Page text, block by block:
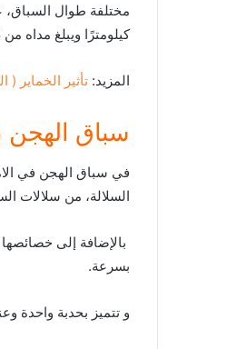
كيلومترًا ويبلغ مداه من 8 إلى 10 كيلومترات.
المزيد: تأثير الخماير
سباق الهجن
في سباق الهجن في
السلالة، من سلالات
بالإضافة إلى
بسرعة.
و تتميز بحدبة واحدة وعنق